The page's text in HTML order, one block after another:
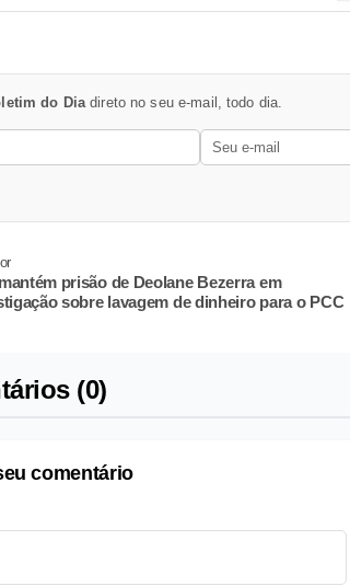
do Diadireto no seu e-mail, todo dia.
prisão de Deolane Bezerra em
sobre lavagem de dinheiro para o PCC
(0)
comentário